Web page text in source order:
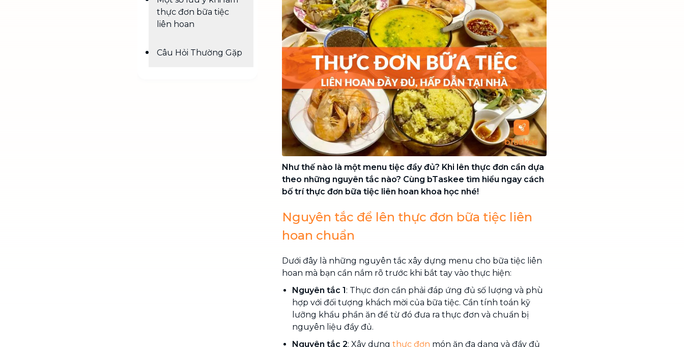
Chuyển nhà trọn gói, không lo dọn
dẹp nơi đi nơi đến
Vệ sinh công nghiệp NEW
Vệ sinh chuyên nghiệp cho văn
phòng, nhà xưởng, công trình lớn
thực đơn bữa tiệc
liên hoan
Câu Hỏi Thường Gặp
Như thế nào là một menu tiệc đầy đủ? Khi lên thực đơn cần dựa
theo những nguyên tắc nào? Cùng bTaskee tìm hiểu ngay cách
bố trí thực đơn bữa tiệc liên hoan khoa học nhé!
Nguyên tắc để lên thực đơn bữa tiệc liên
hoan chuẩn
Dưới đây là những nguyên tắc xây dựng menu cho bữa tiệc liên
hoan mà bạn cần nắm rõ trước khi bắt tay vào thực hiện:
Nguyên tắc 1: Thực đơn cần phải đáp ứng đủ số lượng và phù
hợp với đối tượng khách mời của bữa tiệc. Cần tính toán kỹ
lưỡng khẩu phần ăn để từ đó đưa ra thực đơn và chuẩn bị
nguyên liệu đầy đủ.
Nguyên tắc 2: Xây dựng thực đơn món ăn đa dạng và đầy đủ